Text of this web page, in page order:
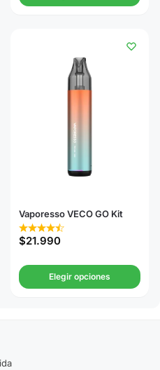
Vaporesso VECO GO Kit
$21.990
Elegir opciones